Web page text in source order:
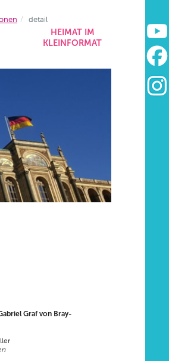
HEIMAT IM
KLEINFORMAT
detail
Graf von Bray-